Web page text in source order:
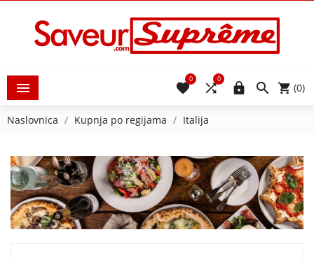
  (0)


0

0
Naslovnica Kupnja po regijama Italija